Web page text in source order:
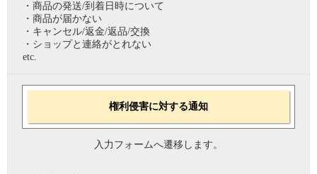
・商品の発送/到着日時について
・商品が届かない
・キャンセル/返金/返品/交換
・ショップと連絡がとれない
etc.
権利侵害に対する通知
入力フォームへ遷移します。